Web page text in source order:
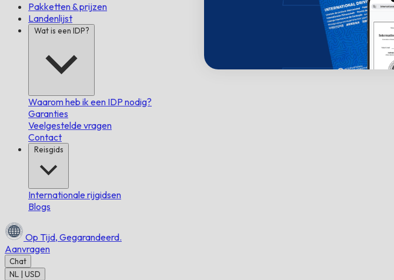
Pakketten & prijzen
Landenlijst
Wat is een IDP?
Waarom heb ik een IDP nodig?
Garanties
Veelgestelde vragen
Contact
Reisgids
Internationale rijgidsen
Blogs
Op Tijd, Gegarandeerd.
Aanvragen
Chat
NL | USD